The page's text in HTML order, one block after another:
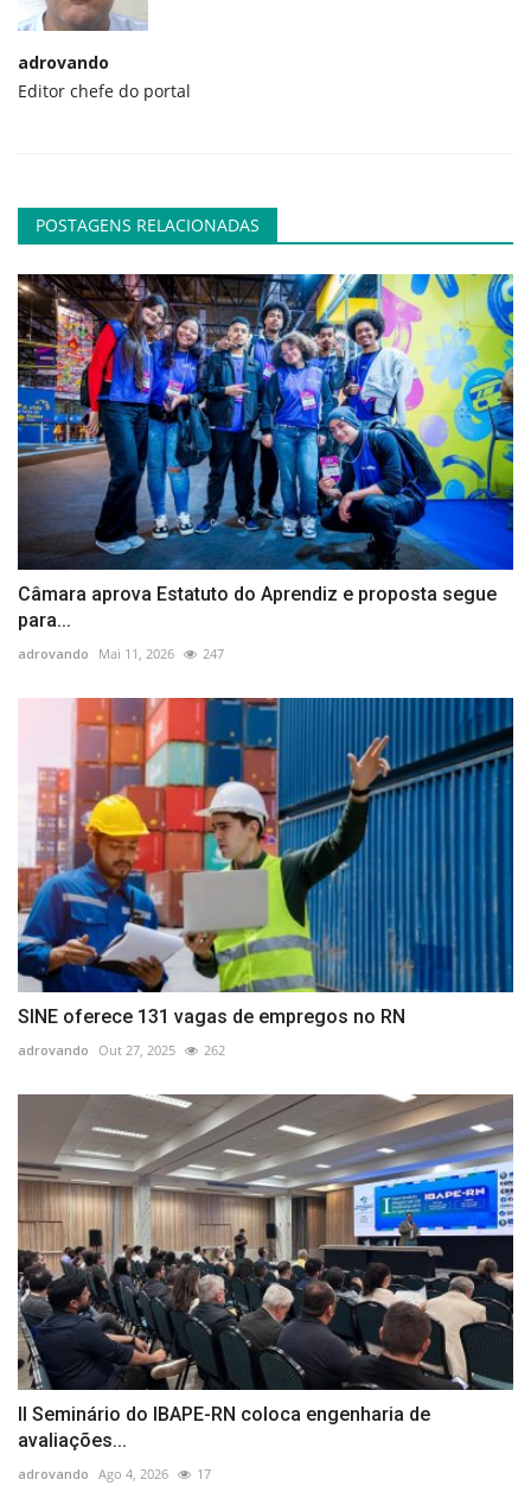
adrovando
Editor chefe do portal
POSTAGENS RELACIONADAS
Câmara aprova Estatuto do Aprendiz e proposta segue
para...
adrovando Mai 11, 2026 247
SINE oferece 131 vagas de empregos no RN
adrovando Out 27, 2025 262
II Seminário do IBAPE-RN coloca engenharia de
avaliações...
adrovando Ago 4, 2026 17